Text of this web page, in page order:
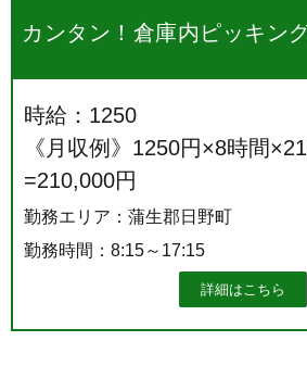
カンタン！倉庫内ピッキン
時給：1250
《月収例》1250円×8時間×21
=210,000円
勤務エリア：蒲生郡日野町
勤務時間：8:15～17:15
詳細はこちら